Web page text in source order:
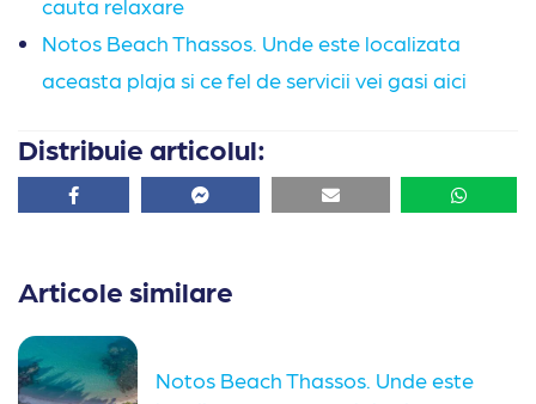
cauta relaxare
Notos Beach Thassos. Unde este localizata
aceasta plaja si ce fel de servicii vei gasi aici
Distribuie articolul:
Facebook Facebook Email
Articole similare
Notos Beach Thassos. Unde este